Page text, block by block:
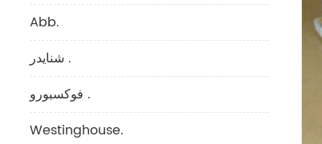
Abb.
شنايدر .
فوكسبورو .
Westinghouse.